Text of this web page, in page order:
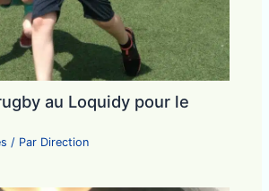
au Loquidy pour le
/ Par Direction